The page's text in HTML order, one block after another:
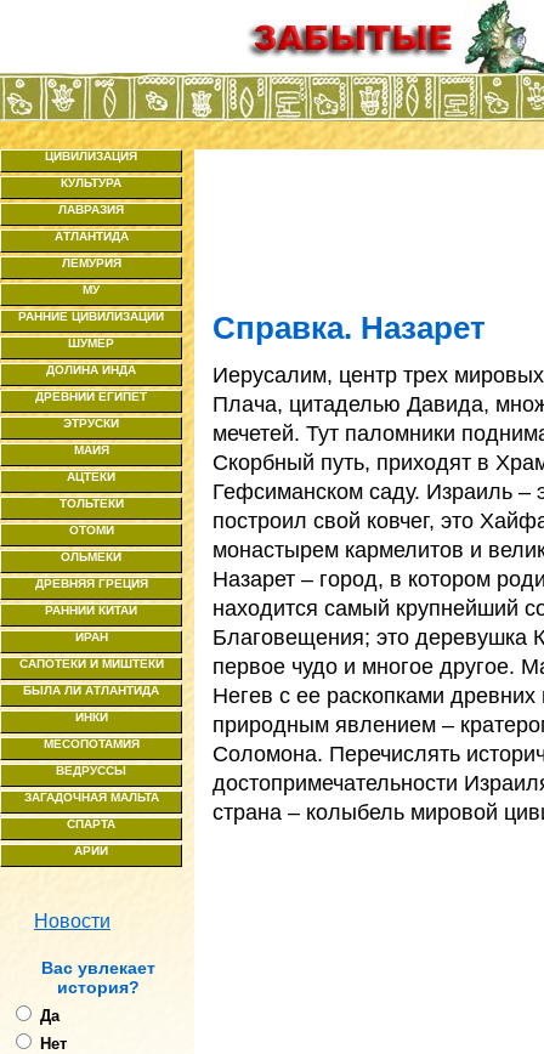
ЦИВИЛИЗАЦИЯ
КУЛЬТУРА
ЛАВРАЗИЯ
АТЛАНТИДА
ЛЕМУРИЯ
МУ
РАННИЕ ЦИВИЛИЗАЦИИ
ШУМЕР
ДОЛИНА ИНДА
ДРЕВНИЙ ЕГИПЕТ
ЭТРУСКИ
МАЙЯ
АЦТЕКИ
ТОЛЬТЕКИ
ОТОМИ
ОЛЬМЕКИ
ДРЕВНЯЯ ГРЕЦИЯ
РАННИЙ КИТАЙ
ИРАН
САПОТЕКИ И МИШТЕКИ
БЫЛА ЛИ АТЛАНТИДА
ИНКИ
МЕСОПОТАМИЯ
ВЕДРУССЫ
ЗАГАДОЧНАЯ МАЛЬТА
СПАРТА
АРИИ
Новости
Ваc увлекает
история?
Да
Нет
Справка. Назарет
Иерусалим, центр трех
Плача, цитаделью Давида,
мечетей. Тут паломники
Скорбный путь, приходят в
Гефсиманском саду. Израиль
построил свой ковчег, это
монастырем кармелитов и
Назарет – город, в котором
находится самый крупнейший
Благовещения; это деревушка
первое чудо и многое другое.
Негев с ее раскопками
природным явлением –
Соломона. Перечислять
достопримечательности
страна – колыбель мировой